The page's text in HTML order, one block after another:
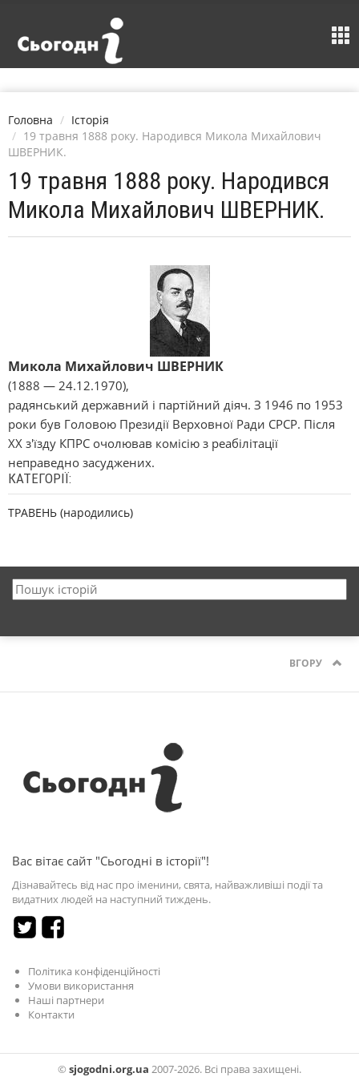
Головна
Історія
19 травня 1888 року. Народився Микола Михайлович
ШВЕРНИК.
19 травня 1888 року. Народився
Микола Михайлович ШВЕРНИК.
Микола Михайлович ШВЕРНИК
(1888 — 24.12.1970),
радянський державний і партійний діяч. З 1946 по 1953
роки був Головою Президії Верховної Ради СРСР. Після
XX з'їзду КПРС очолював комісію з реабілітації
неправедно засуджених.
КАТЕГОРІЇ:
ТРАВЕНЬ (народились)
ВГОРУ
Вас вітає сайт "Сьогодні в історії"!
Дізнавайтесь від нас про іменини, свята, найважливіші події та
видатних людей на наступний тиждень.
Політика конфіденційності
Умови використання
Наші партнери
Контакти
© sjogodni.org.ua 2007-2026. Всі права захищені.